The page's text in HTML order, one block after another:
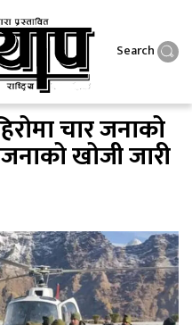
Search
चार जनाको
खोजी जारी